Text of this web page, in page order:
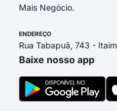
Mais Negócio.
ENDEREÇO
Rua Tabapuã, 743 -
Baixe nosso app